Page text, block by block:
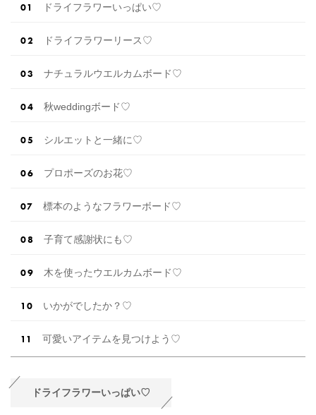
ドライフラワーいっぱい♡
ドライフラワーリース♡
ナチュラルウエルカムボード♡
秋weddingボード♡
シルエットと一緒に♡
プロポーズのお花♡
標本のようなフラワーボード♡
子育て感謝状にも♡
木を使ったウエルカムボード♡
いかがでしたか？♡
可愛いアイテムを見つけよう♡
ドライフラワーいっぱい♡